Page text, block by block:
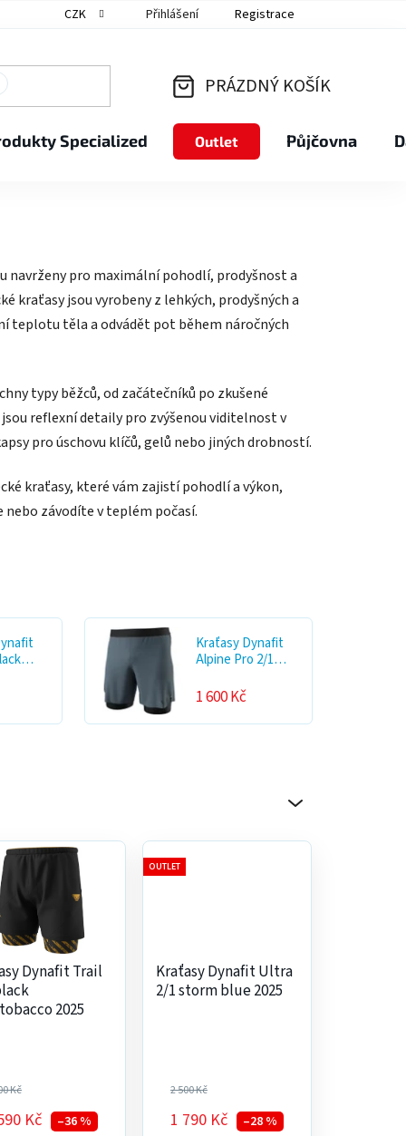
CZK Přihlášení Registrace
KOŠÍK
PRÁZDNÝ KOŠÍK
Specialized Outlet Půjčovna
navrženy pro maximální pohodlí, prodyšnost a
kraťasy jsou vyrobeny z lehkých, prodyšných a
teplotu těla a odvádět pot během náročných
typy běžců, od začátečníků po zkušené
reflexní detaily pro zvýšenou viditelnost v
pro úschovu klíčů, gelů nebo jiných drobností.
kraťasy, které vám zajistí pohodlí a výkon,
závodíte v teplém počasí.
Kraťasy Dynafit
Alpine Pro 2/1
1 600 Kč
Dynafit Trail
2025
Kč
Kč –36 %
OUTLET
Kraťasy Dynafit Ultra
2/1 storm blue 2025
2 500 Kč
1 790 Kč –28 %